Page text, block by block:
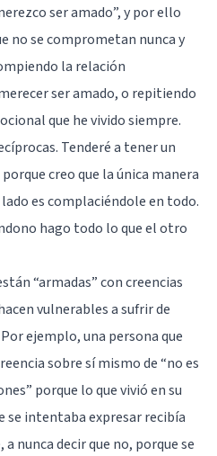
ser amado”, y por ello
no se comprometan nunca y
la relación
ser amado, o repitiendo
que he vivido siempre.
Tenderé a tener un
creo que la única manera
es complaciéndole en todo.
hago todo lo que el otro
“armadas” con creencias
vulnerables a sufrir de
ejemplo, una persona que
sobre sí mismo de “no es
porque lo que vivió en su
se intentaba expresar recibía
nunca decir que no, porque se